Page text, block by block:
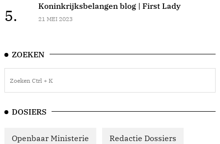
5.
Koninkrijksbelangen blog | First Lady
21 MEI 2023
ZOEKEN
DOSIERS
Openbaar Ministerie Redactie Dossiers